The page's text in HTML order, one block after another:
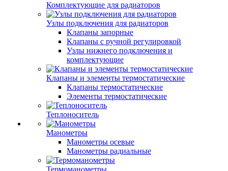
Комплектующие для радиаторов
Узлы подключения для радиаторов
Клапаны запорные
Клапаны с ручной регулировкой
Узлы нижнего подключения и
комплектующие
Клапаны и элементы термостатические
Клапаны термостатические
Элементы термостатические
Теплоноситель
Манометры
Манометры осевые
Манометры радиальные
Термоманометры